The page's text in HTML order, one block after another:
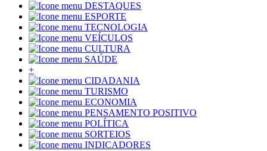
DESTAQUES
ESPORTE
TECNOLOGIA
VEÍCULOS
CULTURA
SAÚDE
+
CIDADANIA
TURISMO
ECONOMIA
PENSAMENTO POSITIVO
POLÍTICA
SORTEIOS
INDICADORES